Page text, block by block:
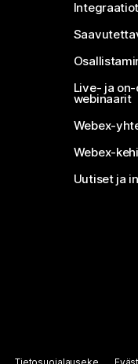
Integraatiot
Live- ja
webinaarit
Webex-
Webex-
Uutiset ja